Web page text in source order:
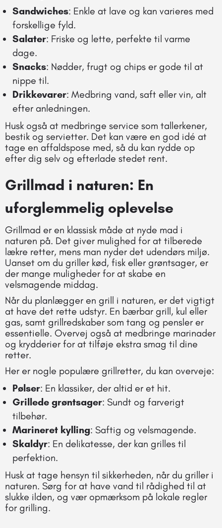
Sandwiches: Enkle at lave og kan varieres med
forskellige fyld.
Salater: Friske og lette, perfekte til varme
dage.
Snacks: Nødder, frugt og chips er gode til at
nippe til.
Drikkevarer: Medbring vand, saft eller vin, alt
efter anledningen.
Husk også at medbringe service som tallerkener,
bestik og servietter. Det kan være en god idé at
tage en affaldspose med, så du kan rydde op
efter dig selv og efterlade stedet rent.
Grillmad i naturen: En
uforglemmelig oplevelse
Grillmad er en klassisk måde at nyde mad i
naturen på. Det giver mulighed for at tilberede
lækre retter, mens man nyder det udendørs miljø.
Uanset om du griller kød, fisk eller grøntsager, er
der mange muligheder for at skabe en
velsmagende middag.
Når du planlægger en grill i naturen, er det vigtigt
at have det rette udstyr. En bærbar grill, kul eller
gas, samt grillredskaber som tang og pensler er
essentielle. Overvej også at medbringe marinader
og krydderier for at tilføje ekstra smag til dine
retter.
Her er nogle populære grillretter, du kan overveje:
Pølser: En klassiker, der altid er et hit.
Grillede grøntsager: Sundt og farverigt
tilbehør.
Marineret kylling: Saftig og velsmagende.
Skaldyr: En delikatesse, der kan grilles til
perfektion.
Husk at tage hensyn til sikkerheden, når du griller i
naturen. Sørg for at have vand til rådighed til at
slukke ilden, og vær opmærksom på lokale regler
for grilling.